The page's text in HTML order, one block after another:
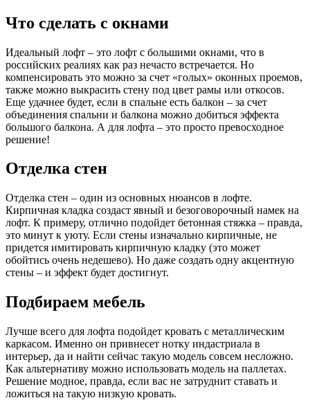
Что сделать с окнами
Идеальный лофт – это лофт с большими окнами, что в
российских реалиях как раз нечасто встречается. Но
компенсировать это можно за счет «голых» оконных проемов,
также можно выкрасить стену под цвет рамы или откосов.
Еще удачнее будет, если в спальне есть балкон – за счет
объединения спальни и балкона можно добиться эффекта
большого балкона. А для лофта – это просто превосходное
решение!
Отделка стен
Отделка стен – один из основных нюансов в лофте.
Кирпичная кладка создаст явный и безоговорочный намек на
лофт. К примеру, отлично подойдет бетонная стяжка – правда,
это минут к уюту. Если стены изначально кирпичные, не
придется имитировать кирпичную кладку (это может
обойтись очень недешево). Но даже создать одну акцентную
стены – и эффект будет достигнут.
Подбираем мебель
Лучше всего для лофта подойдет кровать с металлическим
каркасом. Именно он привнесет нотку индастриала в
интерьер, да и найти сейчас такую модель совсем несложно.
Как альтернативу можно использовать модель на паллетах.
Решение модное, правда, если вас не затруднит ставать и
ложиться на такую низкую кровать.